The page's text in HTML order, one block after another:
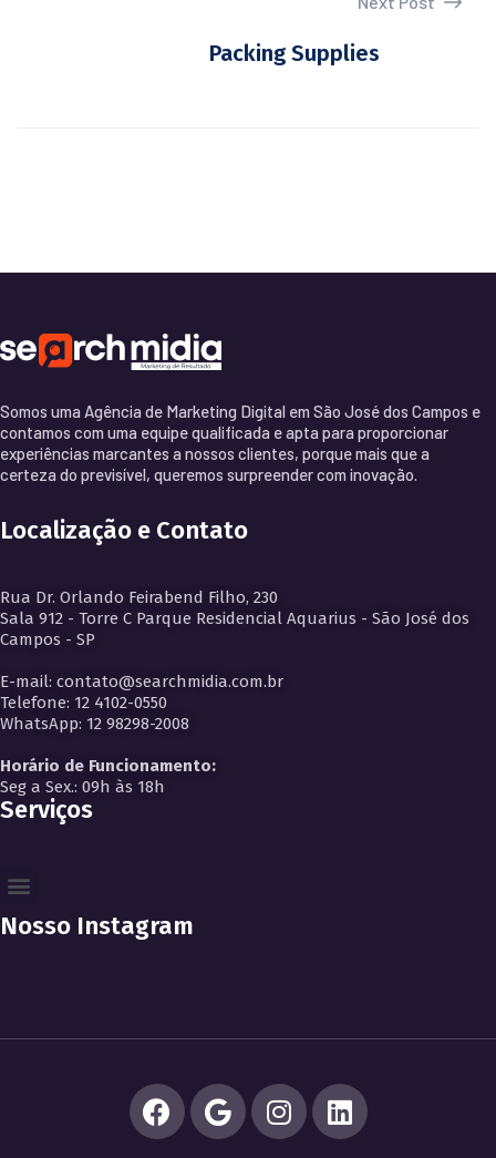
Packing Supplies
Somos uma Agência de Marketing Digital em São José dos Campos e
contamos com uma equipe qualificada e apta para proporcionar
experiências marcantes a nossos clientes, porque mais que a
certeza do previsível, queremos surpreender com inovação.
Localização e Contato
Rua Dr. Orlando Feirabend Filho, 230
Sala 912 - Torre C Parque Residencial Aquarius - São José dos
Campos - SP
E-mail: contato@searchmidia.com.br
Telefone: 12 4102-0550
WhatsApp: 12 98298-2008
Horário de Funcionamento:
Seg a Sex.: 09h às 18h
Serviços
Nosso Instagram